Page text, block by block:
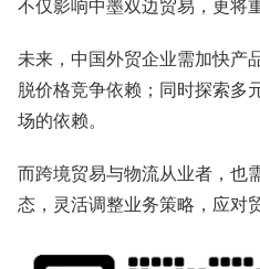
不仅影响中墨双边贸易，更将
未来，中国外贸企业需加快产
脱价格竞争依赖；同时探索多
场的依赖。
而跨境贸易与物流从业者，也
态，灵活调整业务策略，应对